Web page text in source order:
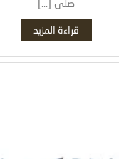
صلى […]
قراءة المزيد